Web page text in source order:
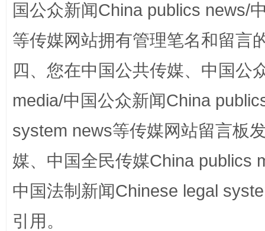
站台名比不上好声名
漫山遍野的桃花与雪山、麦地、白藏房
国公众新闻China publics news/
等传媒网站拥有管理笔名和留言
四、您在中国公共传媒、中国公
media/中国公众新闻China
system news等传媒网站留言板
媒、中国全民传媒China publics
中国法制新闻Chinese legal
引用。